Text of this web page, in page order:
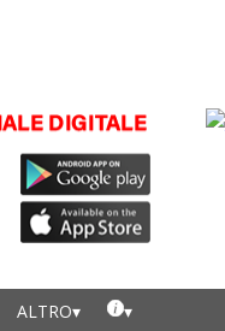
ALTRO